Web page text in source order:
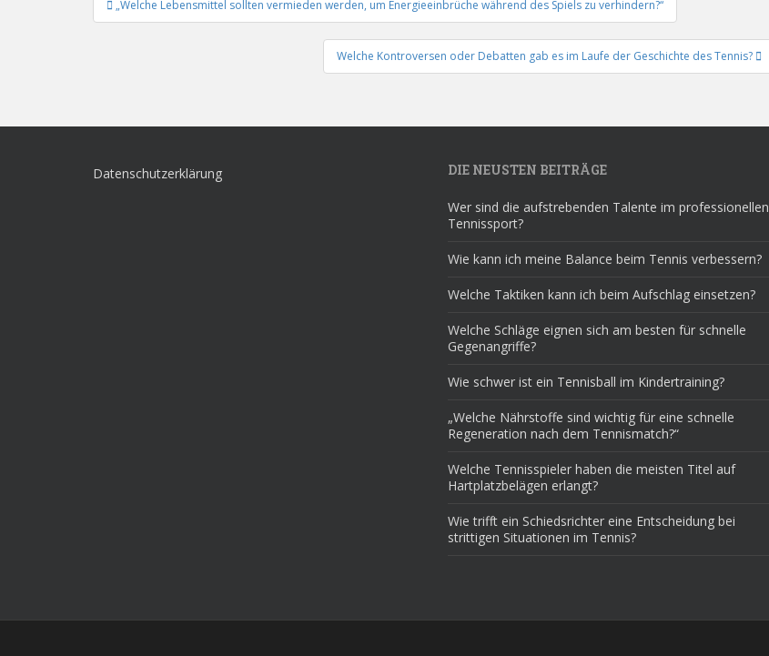
Navigation
„Welche Lebensmittel sollten vermieden werden, um Energieeinbrüche während des Spiels zu verhindern?“
Welche Kontroversen oder Debatten gab es im Laufe der Geschichte des Tennis?
Datenschutzerklärung DIE NEUSTEN BEITRÄGE
Wer sind die aufstrebenden Talente im professionellen
Tennissport?
Wie kann ich meine Balance beim Tennis verbessern?
Welche Taktiken kann ich beim Aufschlag einsetzen?
Welche Schläge eignen sich am besten für schnelle
Gegenangriffe?
Wie schwer ist ein Tennisball im Kindertraining?
„Welche Nährstoffe sind wichtig für eine schnelle
Regeneration nach dem Tennismatch?“
Welche Tennisspieler haben die meisten Titel auf
Hartplatzbelägen erlangt?
Wie trifft ein Schiedsrichter eine Entscheidung bei
strittigen Situationen im Tennis?